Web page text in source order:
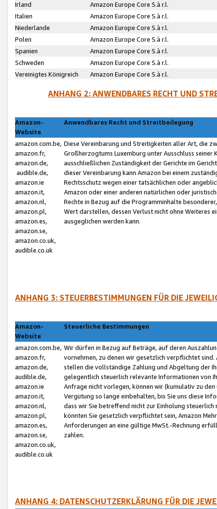
Irland
Amazon Europe Core S.à r.l.
Italien
Amazon Europe Core S.à r.l.
Niederlande
Amazon Europe Core S.à r.l.
Polen
Amazon Europe Core S.à r.l.
Spanien
Amazon Europe Core S.à r.l.
Schweden
Amazon Europe Core S.à r.l.
Vereinigtes Königreich
Amazon Europe Core S.à r.l.
ANHANG 2: ANWENDBARES RECHT UND
Amazon-
Website
Anwendbares Recht und Streitbeilegung
amazon.com.be,
amazon.fr,
amazon.de,
audible.de,
amazon.ie
amazon.it,
amazon.nl,
amazon.pl,
amazon.es,
amazon.se,
amazon.co.uk,
audible.co.uk
Diese Vereinbarung und Streitigkeiten aller Art, die
Großherzogtums Luxemburg unter Ausschluss
ausschließlichen Zuständigkeit der Gerichte im
dieser Vereinbarung kann Amazon bei einem
Rechtsschutz wegen einer tatsächlichen oder
Amazon oder einer anderen natürlichen oder
Rechte in Bezug auf die Programminhalte
Wert darstellen, dessen Verlust nicht ohne Weiteres
ausgeglichen werden kann.
ANHANG 3: STEUERBESTIMMUNGEN FÜR DIE
Amazon-
Website
Steuerliche Bestimmungen
amazon.com.be,
amazon.fr,
amazon.de,
audible.de,
amazon.ie
amazon.it,
amazon.nl,
amazon.pl,
amazon.es,
amazon.se,
amazon.co.uk,
audible.co.uk
Wir dürfen in Bezug auf Beträge, auf deren
vornehmen, zu denen wir gesetzlich verpflichtet
stellen die vollständige Zahlung und Abgeltung der
gelegentlich steuerlich relevante Informationen von
Anfrage nicht vorlegen, können wir (kumulativ zu
Vergütung so lange einbehalten, bis Sie uns diese
dass wir Sie betreffend nicht zur Einholung
könnten Sie gesetzlich verpflichtet sein, Amazon
Anforderungen an eine gültige MwSt.-Rechnung
zahlen.
ANHANG 4: DATENSCHUTZERKLÄRUNG FÜR DIE